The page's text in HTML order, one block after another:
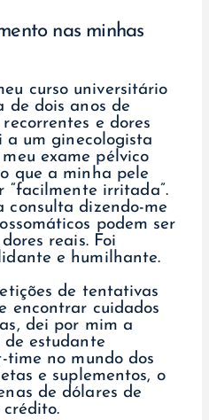
nas minhas
curso universitário
de dois anos de
e dores
a um ginecologista
exame pélvico
que a minha pele
“facilmente irritada”.
consulta dizendo-me
podem ser
reais. Foi
e humilhante.
de tentativas
encontrar cuidados
dei por mim a
estudante
no mundo dos
e suplementos, o
de dólares de